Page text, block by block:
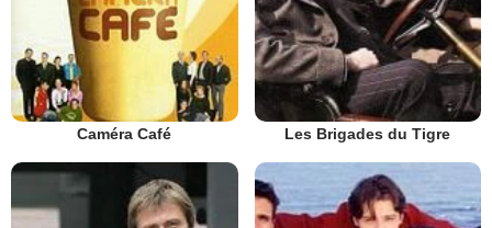
Caméra Café Les Brigades du Tigre